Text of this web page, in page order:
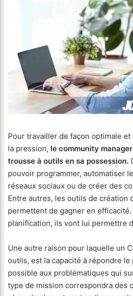
Pour travailler de façon optimale
la pression, le community
trousse à outils en sa possession.
pouvoir programmer, automatiser
réseaux sociaux ou de créer des
Entre autres, les outils de création
permettent de gagner en
planification, ils vont lui permettre
Une autre raison pour laquelle un
outils, est la capacité à répondre
possible aux problématiques qui
type de mission correspondra des